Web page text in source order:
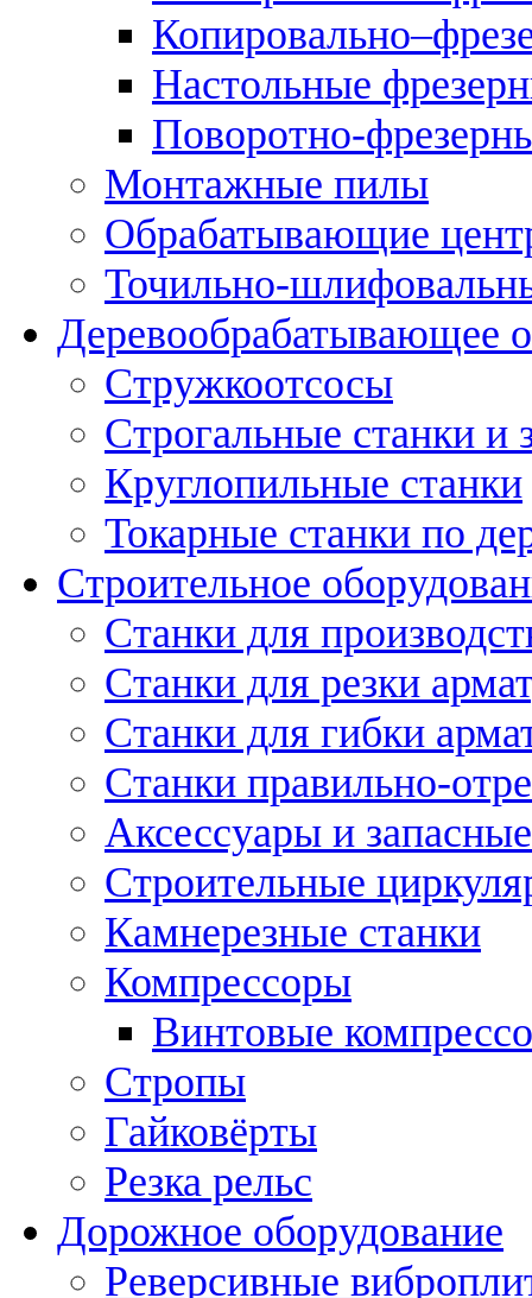
Настольные
Поворотно-
Монтажные пилы
Обрабатывающие
Точильно-
Деревообрабатывающее
Стружкоотсосы
Строгальные станки и
Круглопильные станки
Токарные станки по
Строительное
Станки для
Станки для резки
Станки для гибки
Станки правильно-
Аксессуары и
Строительные
Камнерезные станки
Компрессоры
Винтовые
Стропы
Гайковёрты
Резка рельс
Дорожное оборудование
Реверсивные